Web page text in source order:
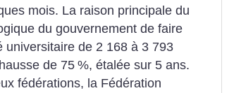
mois. La raison principale du
du gouvernement de faire
universitaire de 2 168 à 3 793
de 75 %, étalée sur 5 ans.
fédérations, la Fédération